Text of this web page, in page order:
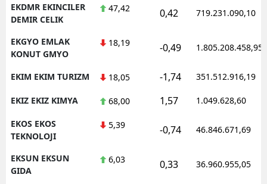
EKDMR EKINCILER
DEMIR CELIK
47,42 0,42 719.231.090,10
EKGYO EMLAK
KONUT GMYO
18,19 -0,49 1.805.208.458,95
EKIM EKIM TURIZM 18,05 -1,74 351.512.916,19
EKIZ EKIZ KIMYA 68,00 1,57 1.049.628,60
EKOS EKOS
TEKNOLOJI
5,39 -0,74 46.846.671,69
EKSUN EKSUN
GIDA
6,03 0,33 36.960.955,05